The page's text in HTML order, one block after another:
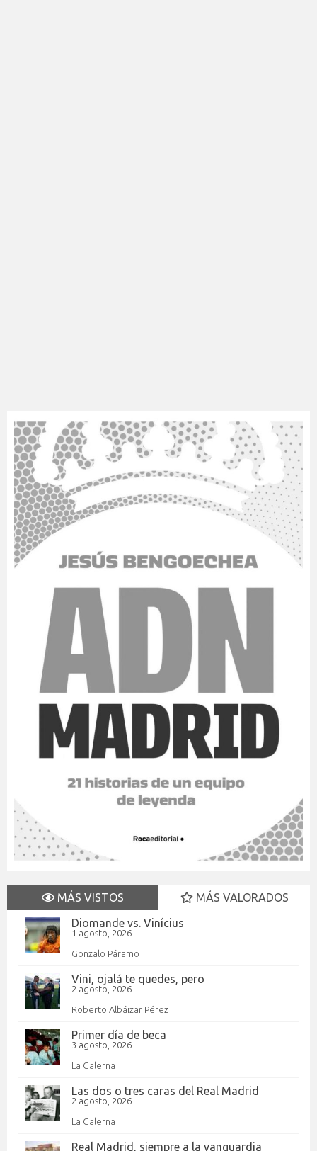
MÁS VISTOS
MÁS VALORADOS
Diomande vs. Vinícius
1 agosto, 2026
Gonzalo Páramo
Vini, ojalá te quedes, pero
2 agosto, 2026
Roberto Albáizar Pérez
Primer día de beca
3 agosto, 2026
La Galerna
Las dos o tres caras del Real Madrid
2 agosto, 2026
La Galerna
Real Madrid, siempre a la vanguardia